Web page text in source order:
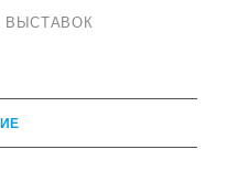
ВЫСТАВОК